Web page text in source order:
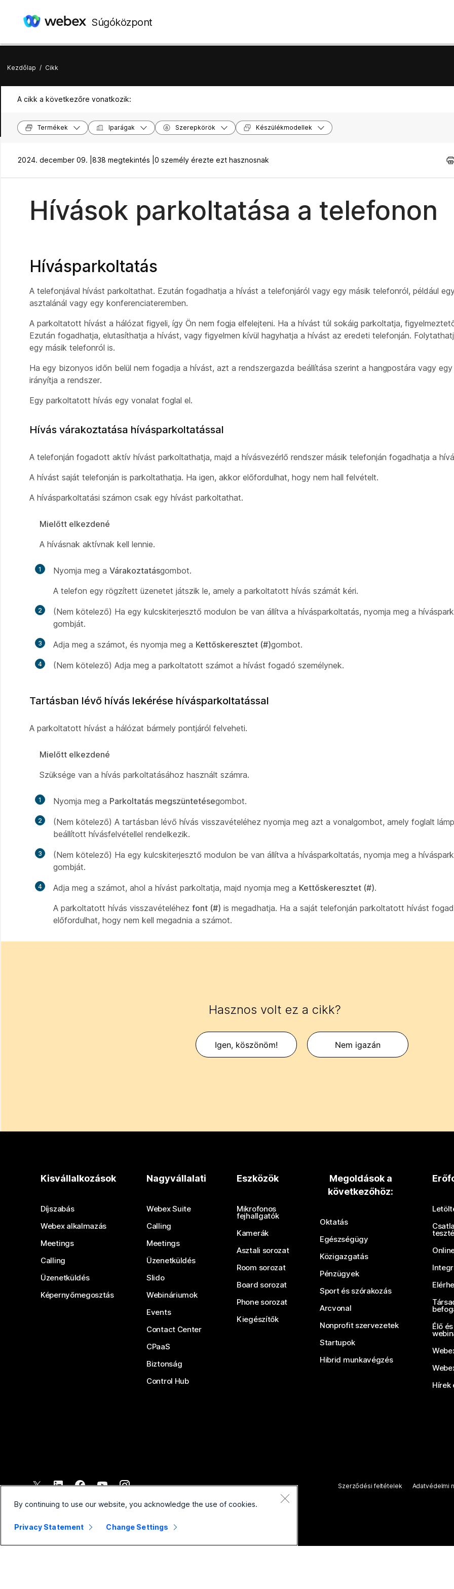
Súgóközpont
Kezdőlap / Cikk
A cikk a következőre vonatkozik:
Termékek Iparágak Szerepkörök Készülékmodellek
2024. december 09. | 838 megtekintés | 0 személy érezte ezt hasznosnak
Hívások parkoltatása a telefonon
Hívásparkoltatás
A telefonjával hívást parkoltathat. Ezután fogadhatja a hívást a telefonjáról vagy egy másik telefonról, például
asztalánál vagy egy konferenciateremben.
A parkoltatott hívást a hálózat figyeli, így Ön nem fogja elfelejteni. Ha a hívást túl sokáig parkoltatja,
Ezután fogadhatja, elutasíthatja a hívást, vagy figyelmen kívül hagyhatja a hívást az eredeti telefonján.
egy másik telefonról is.
Ha egy bizonyos időn belül nem fogadja a hívást, azt a rendszergazda beállítása szerint a hangpostára vagy egy
irányítja a rendszer.
Egy parkoltatott hívás egy vonalat foglal el.
Hívás várakoztatása hívásparkoltatással
A telefonján fogadott aktív hívást parkoltathatja, majd a hívásvezérlő rendszer másik telefonján fogadhatja a
A hívást saját telefonján is parkoltathatja. Ha igen, akkor előfordulhat, hogy nem hall felvételt.
A hívásparkoltatási számon csak egy hívást parkoltathat.
Mielőtt elkezdené
A hívásnak aktívnak kell lennie.
1 Nyomja meg a Várakoztatásgombot.
A telefon egy rögzített üzenetet játszik le, amely a parkoltatott hívás számát kéri.
2
(Nem kötelező) Ha egy kulcskiterjesztő modulon be van állítva a hívásparkoltatás, nyomja meg a
gombját.
3 Adja meg a számot, és nyomja meg a Kettőskeresztet (#)gombot.
4 (Nem kötelező) Adja meg a parkoltatott számot a hívást fogadó személynek.
Tartásban lévő hívás lekérése hívásparkoltatással
A parkoltatott hívást a hálózat bármely pontjáról felveheti.
Mielőtt elkezdené
Szüksége van a hívás parkoltatásához használt számra.
1 Nyomja meg a Parkoltatás megszüntetésegombot.
2
(Nem kötelező) A tartásban lévő hívás visszavételéhez nyomja meg azt a vonalgombot, amely foglalt
beállított hívásfelvétellel rendelkezik.
3
(Nem kötelező) Ha egy kulcskiterjesztő modulon be van állítva a hívásparkoltatás, nyomja meg a
gombját.
4 Adja meg a számot, ahol a hívást parkoltatja, majd nyomja meg a Kettőskeresztet (#).
A parkoltatott hívás visszavételéhez font (#) is megadhatja. Ha a saját telefonján parkoltatott hívást
előfordulhat, hogy nem kell megadnia a számot.
Hasznos volt ez a cikk?
Igen, köszönöm! Nem igazán
Kisvállalkozások
Díjszabás
Webex alkalmazás
Meetings
Calling
Üzenetküldés
Képernyőmegosztás
Nagyvállalati
Webex Suite
Calling
Meetings
Üzenetküldés
Slido
Webináriumok
Events
Contact Center
CPaaS
Biztonság
Control Hub
Eszközök
Mikrofonos
fejhallgatók
Kamerák
Asztali sorozat
Room sorozat
Board sorozat
Phone sorozat
Kiegészítők
Megoldások a
következőhöz:
Oktatás
Egészségügy
Közigazgatás
Pénzügyek
Sport és szórakozás
Arcvonal
Nonprofit szervezetek
Startupok
Hibrid munkavégzés
Élő
Hírek
2026 Cisco és/vagy társvállalatai. Minden jog fenntartva.
Szerződési feltételek Adatvédelmi
By continuing to use our website, you acknowledge the use of cookies.
Privacy Statement Change Settings